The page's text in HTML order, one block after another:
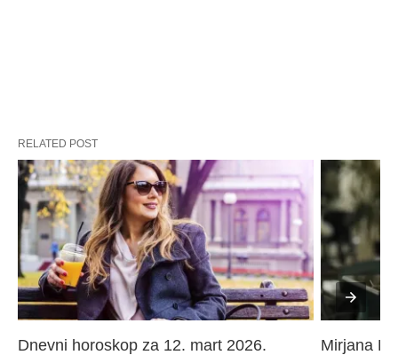
RELATED POST
Dnevni horoskop za 12. mart 2026.
Mirjana